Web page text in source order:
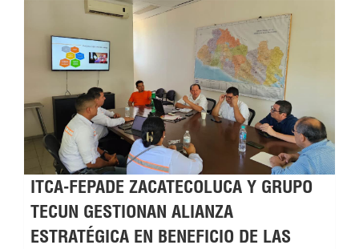
ITCA-FEPADE ZACATECOLUCA Y GRUPO
TECUN GESTIONAN ALIANZA
ESTRATÉGICA EN BENEFICIO DE LAS